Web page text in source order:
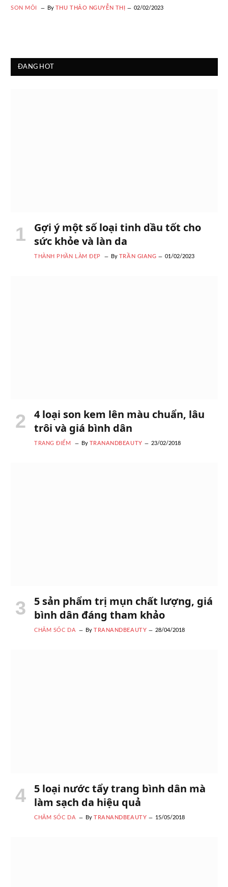
SON MÔI By THU THẢO NGUYỄN THỊ 02/02/2023
ĐANG HOT
Gợi ý một số loại tinh dầu tốt cho
sức khỏe và làn da
THÀNH PHẦN LÀM ĐẸP By TRẦN GIANG 01/02/2023
4 loại son kem lên màu chuẩn, lâu
trôi và giá bình dân
TRANG ĐIỂM By TRANANDBEAUTY 23/02/2018
5 sản phẩm trị mụn chất lượng, giá
bình dân đáng tham khảo
CHĂM SÓC DA By TRANANDBEAUTY 28/04/2018
5 loại nước tẩy trang bình dân mà
làm sạch da hiệu quả
CHĂM SÓC DA By TRANANDBEAUTY 15/05/2018